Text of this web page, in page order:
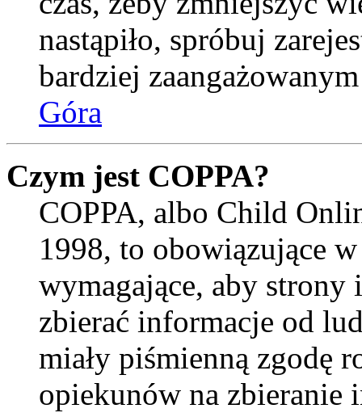
nastąpiło, spróbuj
bardziej
Góra
Czym jest COPPA?
COPPA, albo Child
1998, to obowiązujące
wymagające, aby strony
zbierać informacje od
miały piśmienną zgodę
opiekunów na zbieranie